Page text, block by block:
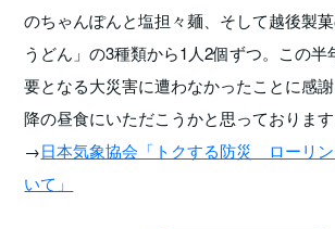
のちゃんぽんと塩担々麺、そして越後製
うどん」の3種類から1人2個ずつ。この
要となる大災害に遭わなかったことに感
降の昼食にいただこうかと思っております
→日本気象協会「トクする防災 ローリ
いて」